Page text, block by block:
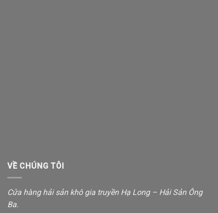
VỀ CHÚNG TÔI
Cửa hàng hải sản khô gia truyền Hạ Long – Hải Sản Ông
Ba.